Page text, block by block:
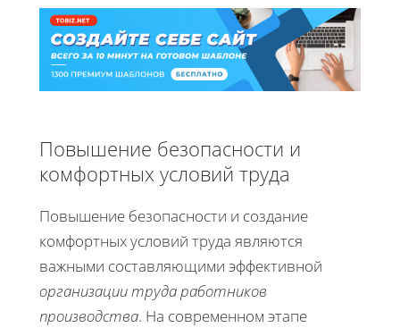
Повышение безопасности и
комфортных условий труда
Повышение безопасности и создание
комфортных условий труда являются
важными составляющими эффективной
организации труда работников
производства. На современном этапе